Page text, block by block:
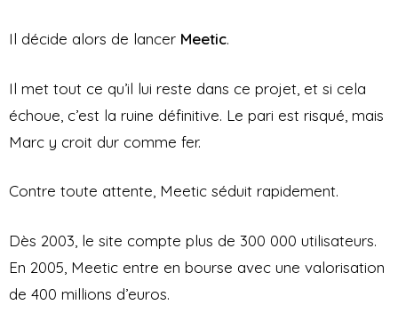
Il décide alors de lancer Meetic.
Il met tout ce qu’il lui reste dans ce projet, et si cela
échoue, c’est la ruine définitive. Le pari est risqué, mais
Marc y croit dur comme fer.
Contre toute attente, Meetic séduit rapidement.
Dès 2003, le site compte plus de 300 000 utilisateurs.
En 2005, Meetic entre en bourse avec une valorisation
de 400 millions d’euros.